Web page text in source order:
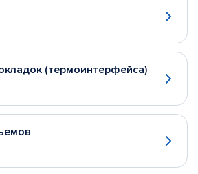
(термоинтерфейса)